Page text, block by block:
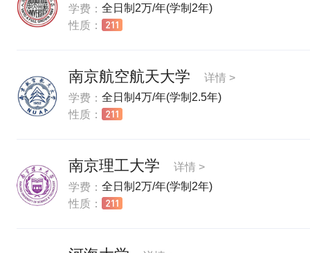
学费： 全日制2万/年(学制2年)
性质：
南京航空航天大学
详情 >
学费： 全日制4万/年(学制2.5年)
性质：
南京理工大学
详情 >
学费： 全日制2万/年(学制2年)
性质：